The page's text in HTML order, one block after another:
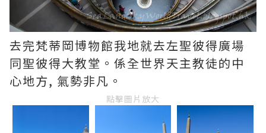
去完梵蒂岡博物館我地就去左聖彼得廣場
同聖彼得大教堂。係全世界天主教徒的中
心地方, 氣勢非凡。
點擊圖片放大